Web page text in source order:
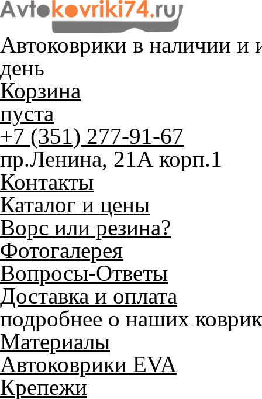
Автоковрики в наличии и
день
Корзина
пуста
+7 (351) 277-91-67
пр.Ленина, 21А корп.1
Контакты
Каталог и цены
Ворс или резина?
Фотогалерея
Вопросы-Ответы
Доставка и оплата
подробнее о наших
Материалы
Автоковрики EVA
Крепежи